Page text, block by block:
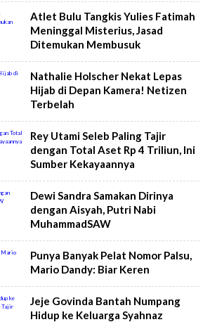
Atlet Bulu Tangkis Yulies Fatimah
Meninggal Misterius, Jasad
Ditemukan Membusuk
Nathalie Holscher Nekat Lepas
Hijab di Depan Kamera! Netizen
Terbelah
Rey Utami Seleb Paling Tajir
dengan Total Aset Rp 4 Triliun, Ini
Sumber Kekayaannya
Dewi Sandra Samakan Dirinya
dengan Aisyah, Putri Nabi
MuhammadSAW
Punya Banyak Pelat Nomor Palsu,
Mario Dandy: Biar Keren
Jeje Govinda Bantah Numpang
Hidup ke Keluarga Syahnaz